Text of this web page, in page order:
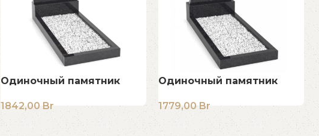
Одиночный памятник
1842,00Br
Одиночный памятник
1779,00Br